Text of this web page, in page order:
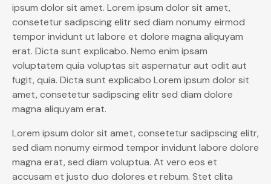
ipsum dolor sit amet. Lorem ipsum dolor sit amet,
consetetur sadipscing elitr sed diam nonumy eirmod
tempor invidunt ut labore et dolore magna aliquyam
erat. Dicta sunt explicabo. Nemo enim ipsam
voluptatem quia voluptas sit aspernatur aut odit aut
fugit, quia. Dicta sunt explicabo Lorem ipsum dolor sit
amet, consetetur sadipscing elitr sed diam dolore
magna aliquyam erat.
Lorem ipsum dolor sit amet, consetetur sadipscing elitr,
sed diam nonumy eirmod tempor invidunt labore dolore
magna erat, sed diam voluptua. At vero eos et
accusam et justo duo dolores et rebum. Stet clita